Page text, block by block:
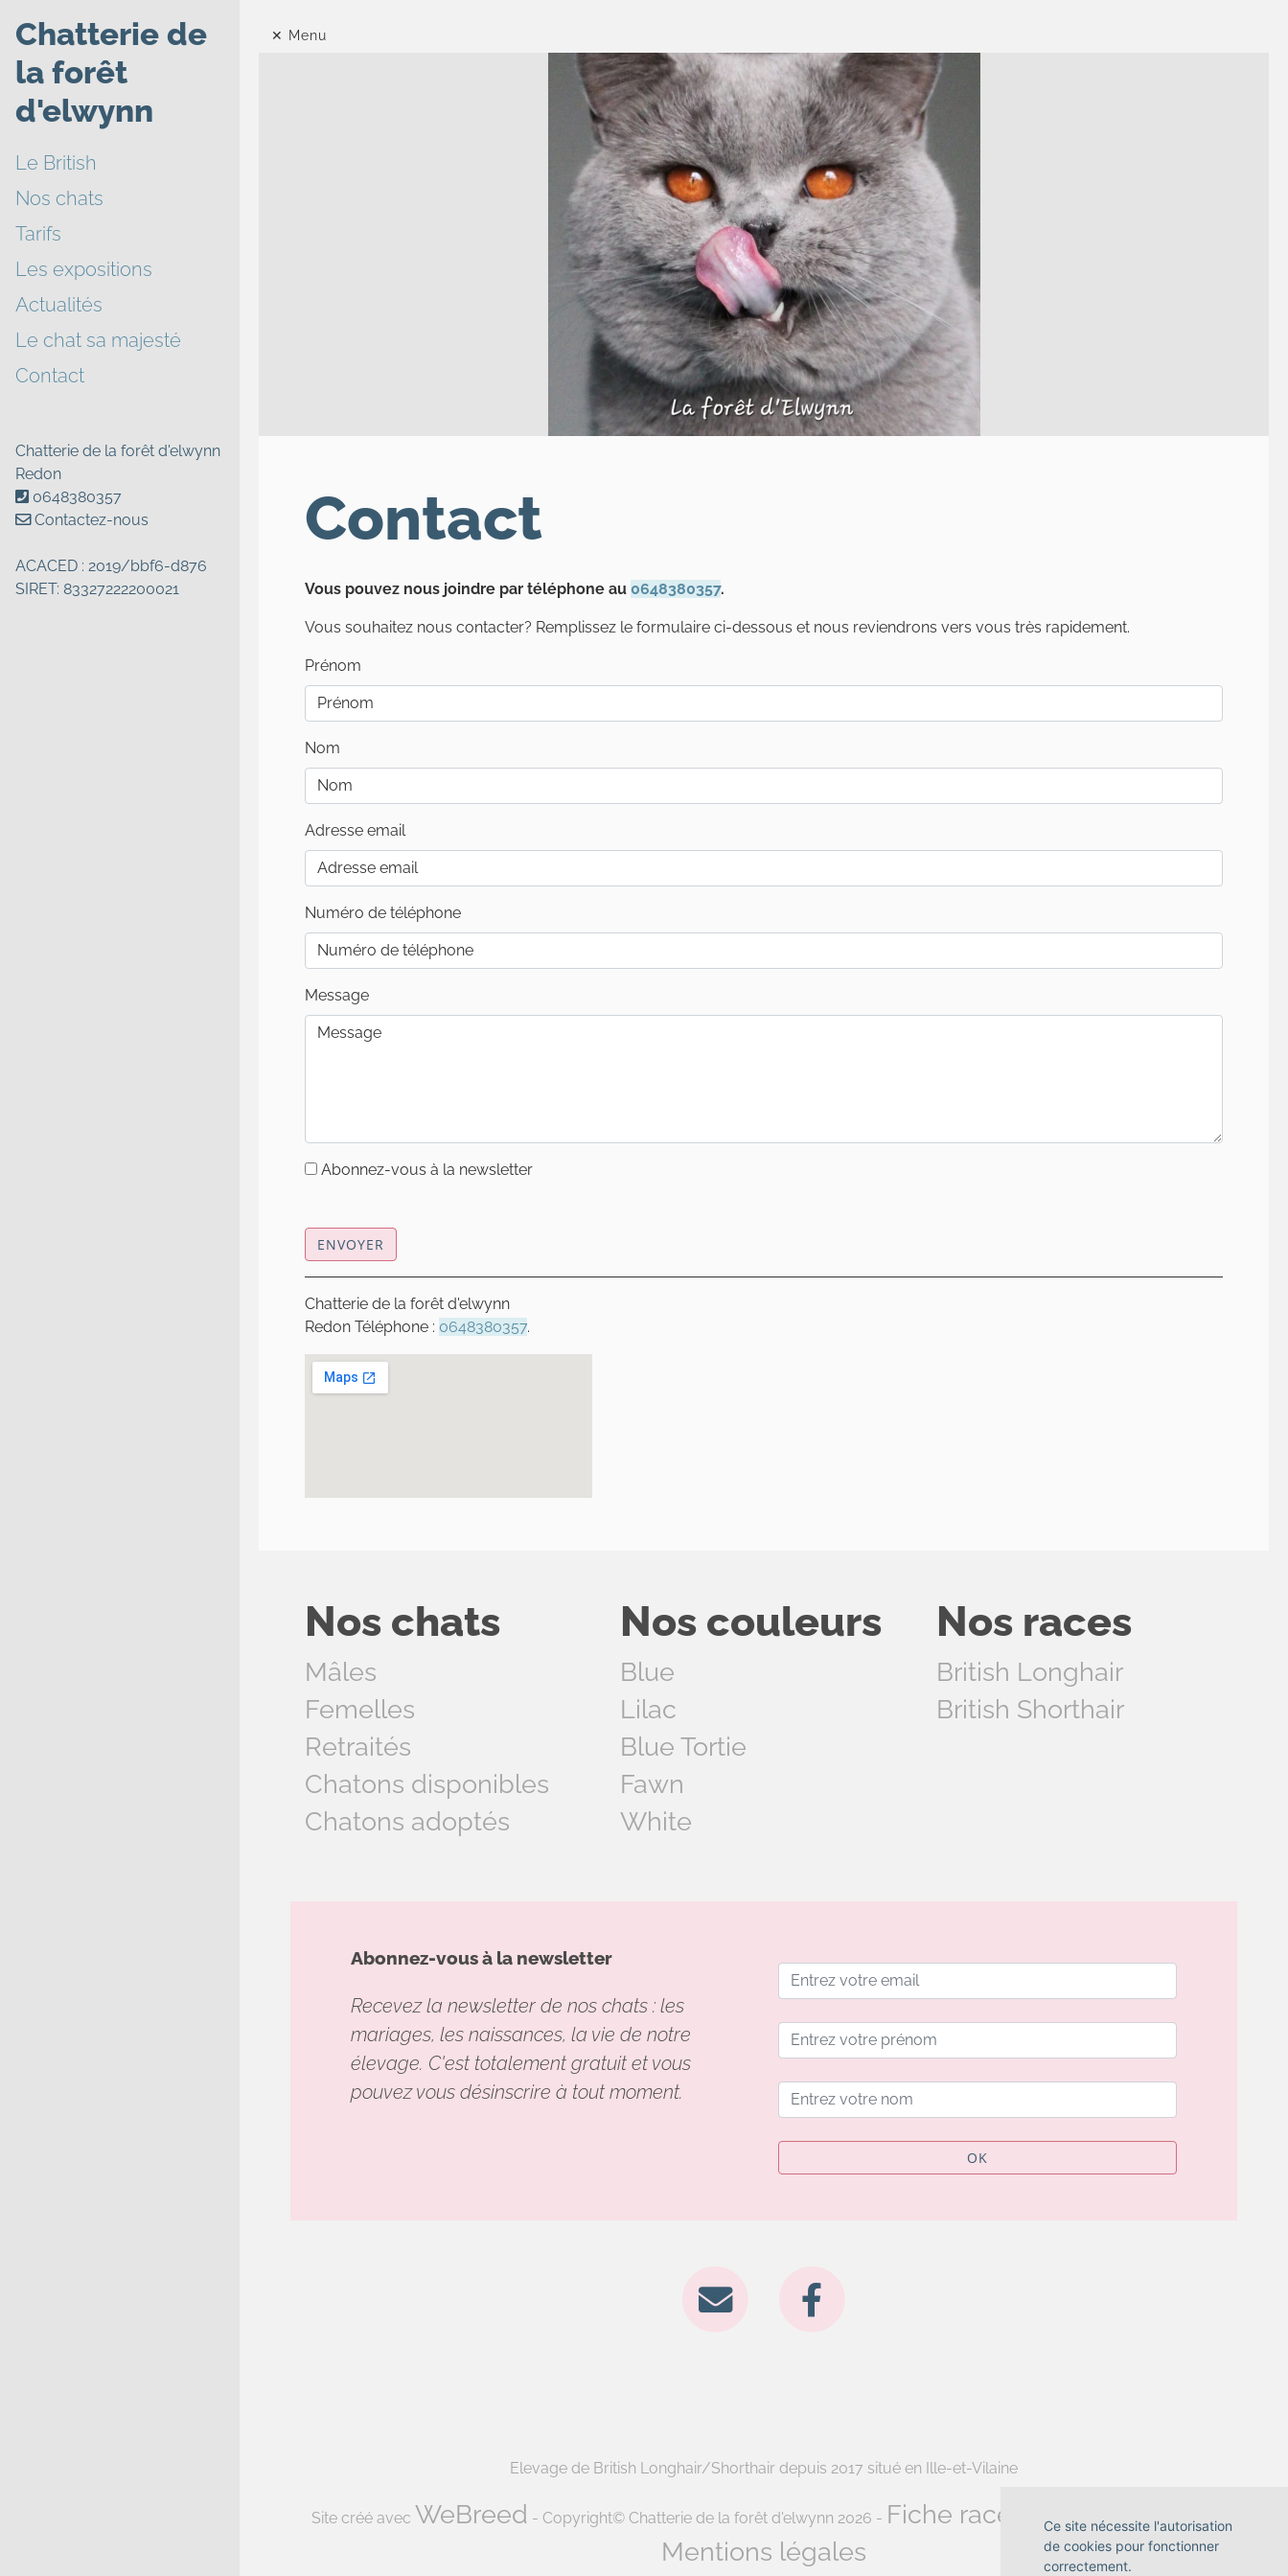
Chatterie de
la forêt
d'elwynn
Le British
Nos chats
Tarifs
Les expositions
Actualités
Le chat sa majesté
Contact
Chatterie de la forêt d'elwynn
Redon
0648380357
Contactez-nous
ACACED : 2019/bbf6-d876
SIRET: 83327222200021
Menu
Contact
Vous pouvez nous joindre par téléphone au 0648380357.
Vous souhaitez nous contacter? Remplissez le formulaire ci-dessous et nous reviendrons vers vous très rapidement.
Prénom
Nom
Adresse email
Numéro de téléphone
Message
Abonnez-vous à la newsletter
ENVOYER
Chatterie de la forêt d'elwynn
Redon Téléphone : 0648380357.
Nos chats
Mâles
Femelles
Retraités
Chatons disponibles
Chatons adoptés
Nos couleurs
Blue
Lilac
Blue Tortie
Fawn
White
Nos races
British Longhair
British Shorthair
Abonnez-vous à la newsletter
Recevez la newsletter de nos chats : les
mariages, les naissances, la vie de notre
élevage. C'est totalement gratuit et vous
pouvez vous désinscrire à tout moment.
OK
Elevage de British Longhair/Shorthair depuis 2017 situé en Ille-et-Vilaine
Site créé avec WeBreed - Copyright© Chatterie de la forêt d'elwynn 2026 - Fiche race British Shorthair -
Mentions légales
Ce site nécessite l'autorisation
de cookies pour fonctionner
correctement.